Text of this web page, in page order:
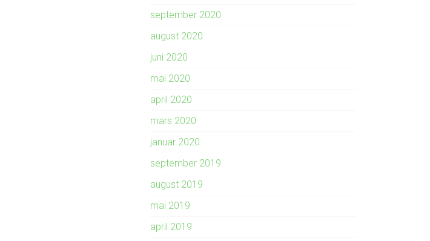
september 2020
august 2020
juni 2020
mai 2020
april 2020
mars 2020
januar 2020
september 2019
august 2019
mai 2019
april 2019